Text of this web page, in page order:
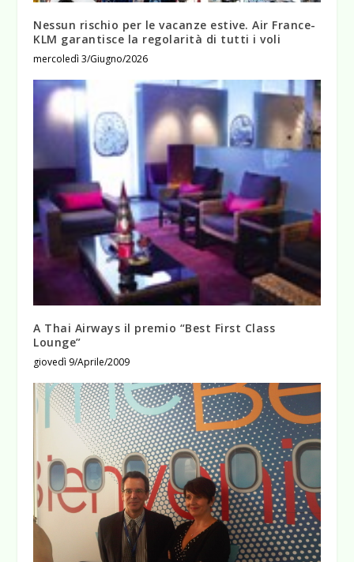
Nessun rischio per le vacanze estive. Air France-
KLM garantisce la regolarità di tutti i voli
mercoledì 3/Giugno/2026
A Thai Airways il premio “Best First Class
Lounge”
giovedì 9/Aprile/2009